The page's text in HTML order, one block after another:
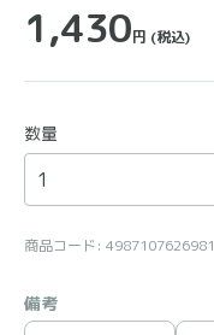
1,430円 (税込)
数量
商品コード: 4987107626981
備考